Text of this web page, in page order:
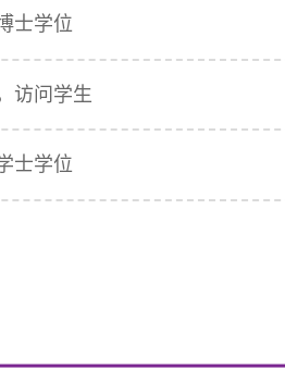
士学位
访问学生
士学位